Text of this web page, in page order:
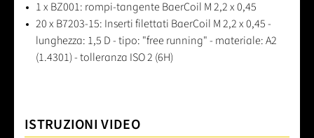
1 x BZ001: rompi-tangente BaerCoil M 2,2 x 0,45
20 x B7203-15: Inserti filettati BaerCoil M 2,2 x 0,45 -
lunghezza: 1,5 D - tipo: "free running" - materiale: A2
(1.4301) - tolleranza ISO 2 (6H)
ISTRUZIONI VIDEO